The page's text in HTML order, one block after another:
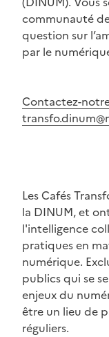
communauté
question sur
par le
Contactez-
Les Cafés
la DINUM, et
l'intelligence
pratiques en
numérique.
publics qui se
enjeux du
être un lieu de
réguliers.